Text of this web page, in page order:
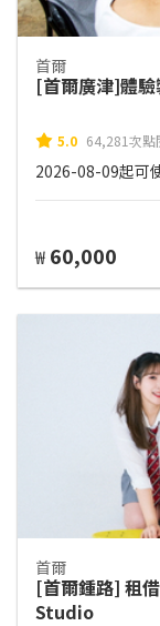
首爾
[首爾廣津]體
5.0 64,281次點
2026-08-09起可
₩ 60,000
首爾
[首爾鍾路] 租
Studio